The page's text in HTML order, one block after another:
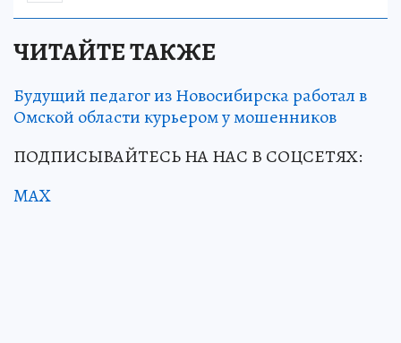
ЧИТАЙТЕ ТАКЖЕ
Будущий педагог из Новосибирска работал в
Омской области курьером у мошенников
ПОДПИСЫВАЙТЕСЬ НА НАС В СОЦСЕТЯХ:
MAX